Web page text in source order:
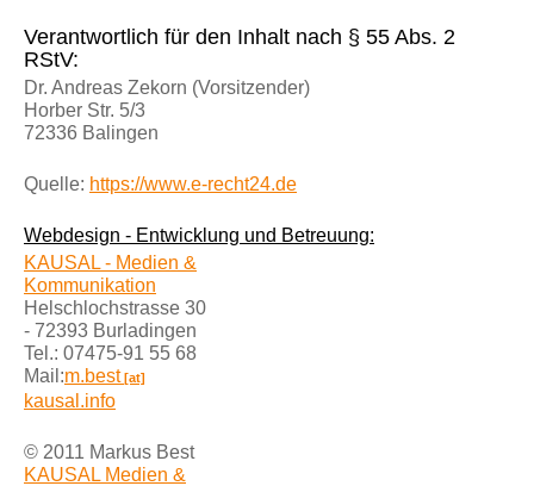
Verantwortlich für den Inhalt nach § 55 Abs. 2
RStV:
Dr. Andreas Zekorn (Vorsitzender)
Horber Str. 5/3
72336 Balingen
Quelle: https://www.e-recht24.de
Webdesign - Entwicklung und Betreuung:
KAUSAL - Medien &
Kommunikation
Helschlochstrasse 30
- 72393 Burladingen
Tel.: 07475-91 55 68
Mail:m.best[at]
kausal.info
© 2011 Markus Best
KAUSAL Medien &